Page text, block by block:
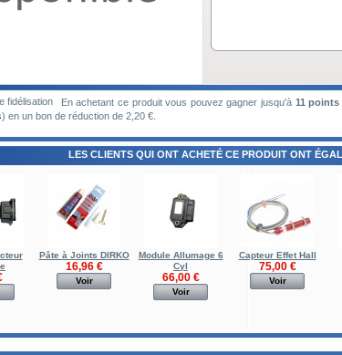
En achetant ce produit vous pouvez gagner jusqu'à 11 points
en un bon de réduction de 2,20 €.
LES CLIENTS QUI ONT ACHETÉ CE PRODUIT ONT
Pâte à Joints DIRKO
16,96 €
Voir
Module Allumage 6
Cyl
66,00 €
Voir
Capteur Effet Hall
75,00 €
Voir